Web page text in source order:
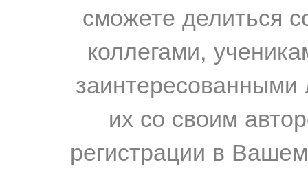
сможете делиться
коллегами,
их со своим
регистрации в